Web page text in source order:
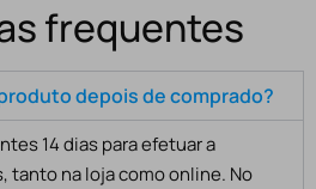
frequentes
depois de comprado?
14 dias para efetuar a
tanto na loja como online. No